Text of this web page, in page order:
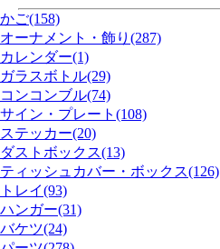
かご(158)
オーナメント・飾り(287)
カレンダー(1)
ガラスボトル(29)
コンコンブル(74)
サイン・プレート(108)
ステッカー(20)
ダストボックス(13)
ティッシュカバー・ボックス(126)
トレイ(93)
ハンガー(31)
バケツ(24)